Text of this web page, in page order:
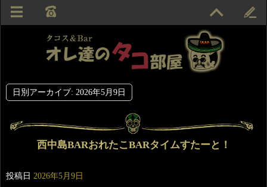
日別アーカイブ: 2026年5月9日
西中島BARおれたこBARタイムすたーと！
投稿日 2026年5月9日